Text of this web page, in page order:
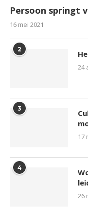
Persoon springt
16 mei 2021
2
24
3
17
4
26